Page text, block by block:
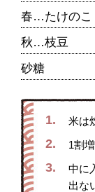
春…たけのこ
秋…枝豆
砂糖
1. 米は
2. 1割
3.
中に
出な